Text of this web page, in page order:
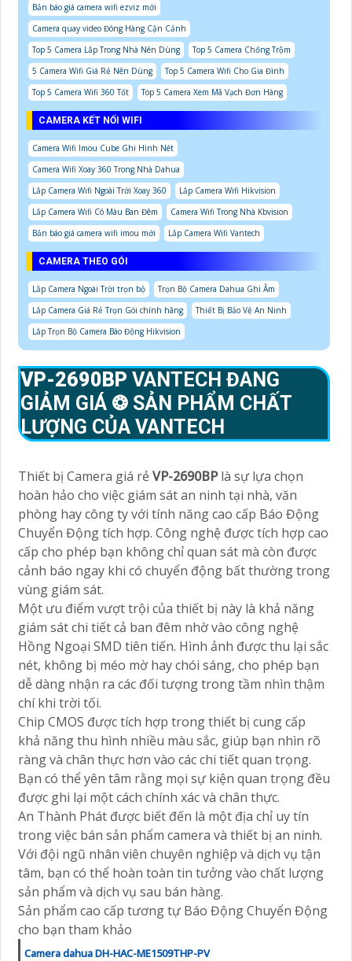
Bản báo giá camera wifi ezviz mới
Camera quay video Đóng Hàng Cận Cảnh
Top 5 Camera Lắp Trong Nhà Nên Dùng
Top 5 Camera Chống Trộm
5 Camera Wifi Giá Rẻ Nên Dùng
Top 5 Camera Wifi Cho Gia Đình
Top 5 Camera Wifi 360 Tốt
Top 5 Camera Xem Mã Vạch Đơn Hàng
CAMERA KẾT NỐI WIFI
Camera Wifi Imou Cube Ghi Hình Nét
Camera Wifi Xoay 360 Trong Nhà Dahua
Lắp Camera Wifi Ngoài Trời Xoay 360
Lắp Camera Wifi Hikvision
Lắp Camera Wifi Có Màu Ban Đêm
Camera Wifi Trong Nhà Kbvision
Bản báo giá camera wifi imou mới
Lắp Camera Wifi Vantech
CAMERA THEO GÓI
Lắp Camera Ngoài Trời trọn bộ
Trọn Bộ Camera Dahua Ghi Âm
Lắp Camera Giá Rẻ Trọn Gói chính hãng
Thiết Bị Bảo Vệ An Ninh
Lắp Trọn Bộ Camera Báo Động Hikvision
VP-2690BP VANTECH ĐANG
GIẢM GIÁ ❂ SẢN PHẨM CHẤT
LƯỢNG CỦA VANTECH
Thiết bị Camera giá rẻVP-2690BPlà sự lựa chọn
hoàn hảo cho việc giám sát an ninh tại nhà, văn
phòng hay công ty với tính năng cao cấp Báo Động
Chuyển Động tích hợp. Công nghệ được tích hợp cao
cấp cho phép bạn không chỉ quan sát mà còn được
cảnh báo ngay khi có chuyển động bất thường trong
vùng giám sát.
Một ưu điểm vượt trội của thiết bị này là khả năng
giám sát chi tiết cả ban đêm nhờ vào công nghệ
Hồng Ngoại SMD tiên tiến. Hình ảnh được thu lại sắc
nét, không bị méo mờ hay chói sáng, cho phép bạn
dễ dàng nhận ra các đối tượng trong tầm nhìn thậm
chí khi trời tối.
Chip CMOS được tích hợp trong thiết bị cung cấp
khả năng thu hình nhiều màu sắc, giúp bạn nhìn rõ
ràng và chân thực hơn vào các chi tiết quan trọng.
Bạn có thể yên tâm rằng mọi sự kiện quan trọng đều
được ghi lại một cách chính xác và chân thực.
An Thành Phát được biết đến là một địa chỉ uy tín
trong việc bán sản phẩm camera và thiết bị an ninh.
Với đội ngũ nhân viên chuyên nghiệp và dịch vụ tận
tâm, bạn có thể hoàn toàn tin tưởng vào chất lượng
sản phẩm và dịch vụ sau bán hàng.
Sản phẩm cao cấp tương tự Báo Động Chuyển Động
cho bạn tham khảo
Camera dahua DH-HAC-ME1509THP-PV